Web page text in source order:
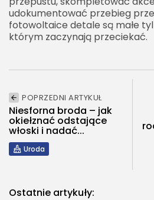
udokumentować przebieg
fotowoltaice detale są małe
którym zaczynają przeciekać.
POPRZEDNI ARTYKUŁ
Niesforna broda – jak
okiełznać odstające
włoski i nadać...
Uroda
Ostatnie artykuły: